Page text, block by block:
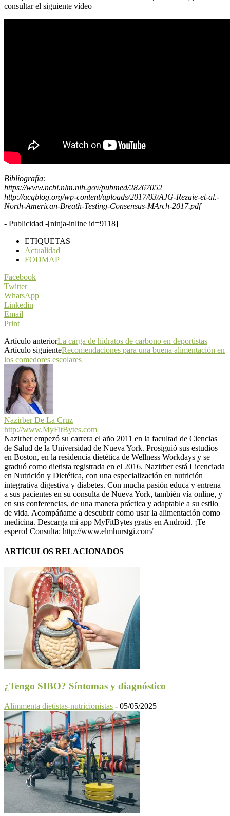
consultar el siguiente vídeo
Bibliografía:
https://www.ncbi.nlm.nih.gov/pubmed/28267052
http://acgblog.org/wp-content/uploads/2017/03/AJG-Rezaie-et-al.-
North-American-Breath-Testing-Consensus-MArch-2017.pdf
- Publicidad -[ninja-inline id=9118]
ETIQUETAS
Actualidad
FODMAP
Facebook
Twitter
WhatsApp
Linkedin
Email
Print
Artículo anteriorLa carga de hidratos de carbono en deportistas
Artículo siguienteRecomendaciones para una buena alimentación en
los comedores escolares
Nazirber De La Cruz
http://www.MyFitBytes.com
Nazirber empezó su carrera el año 2011 en la facultad de Ciencias
de Salud de la Universidad de Nueva York. Prosiguió sus estudios
en Boston, en la residencia dietética de Wellness Workdays y se
graduó como dietista registrada en el 2016. Nazirber está Licenciada
en Nutrición y Dietética, con una especialización en nutrición
integrativa digestiva y diabetes. Con mucha pasión educa y entrena
a sus pacientes en su consulta de Nueva York, también vía online, y
en sus conferencias, de una manera práctica y adaptable a su estilo
de vida. Acompáñame a descubrir como usar la alimentación como
medicina. Descarga mi app MyFitBytes gratis en Android. ¡Te
espero! Consulta: http://www.elmhurstgi.com/
ARTÍCULOS RELACIONADOS
¿Tengo SIBO? Síntomas y diagnóstico
Alimmenta dietistas-nutricionistas - 05/05/2025